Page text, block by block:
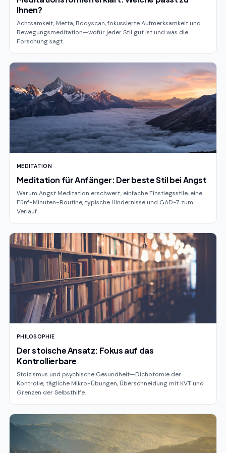
Ihnen?
Achtsamkeit, Metta, Bodyscan, fokussierte Aufmerksamkeit und
Bewegungsmeditation—wofür jeder Stil gut ist und was die
Forschung sagt.
MEDITATION
Meditation für Anfänger: Der beste Stil bei Angst
Warum Angst Meditation erschwert, einfache Einstiegsstile, eine
Fünf-Minuten-Routine, typische Hindernisse und GAD-7 zum
Verlauf.
PHILOSOPHIE
Der stoische Ansatz: Fokus auf das
Kontrollierbare
Stoizismus und psychische Gesundheit—Dichotomie der
Kontrolle, tägliche Mikro-Übungen, Überschneidung mit KVT und
Grenzen der Selbsthilfe.